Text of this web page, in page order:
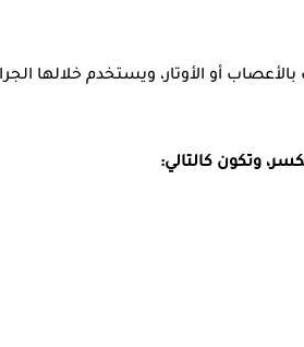
أو الأوتار، ويستخدم خلالها
وتكون كالتالي: